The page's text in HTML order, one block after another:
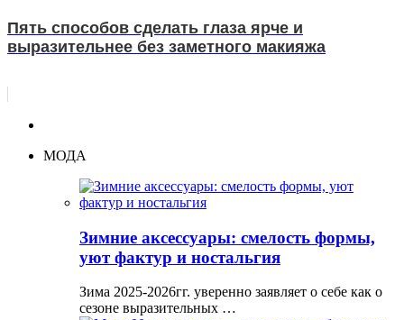
Пять способов сделать глаза ярче и
выразительнее без заметного макияжа
МОДА
Зимние аксессуары: смелость формы,
уют фактур и ностальгия
Зима 2025-2026гг. уверенно заявляет о себе как о
сезоне выразительных …